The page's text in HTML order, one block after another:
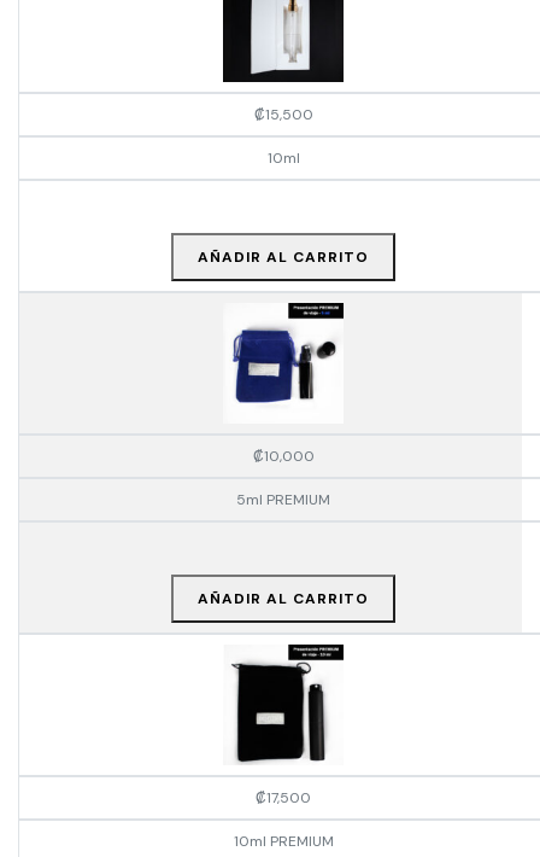
₡15,500
10ml
AÑADIR AL CARRITO
₡10,000
5ml PREMIUM
AÑADIR AL CARRITO
₡17,500
10ml PREMIUM